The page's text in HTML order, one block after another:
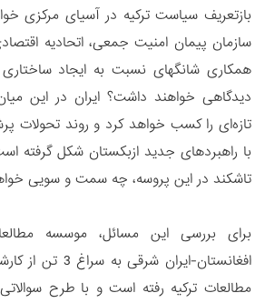
بازتعریف سیاست ترکیه در آسیای مرکزی
سازمان پیمان امنیت جمعی، اتحادیه
همکاری شانگهای نسبت به ایجاد
دیدگاهی خواهند داشت؟ ایران در این
تازه‌ای را کسب خواهد کرد و روند تحولات
با راهبردهای جدید ازبکستان شکل گرفته
تاشکند در این پروسه، چه سمت و سویی
برای بررسی این مسائل، موسسه
افغانستان-ایران
مطالعات ترکیه رفته است و با طرح